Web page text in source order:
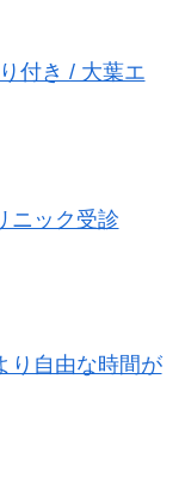
付き / 大葉エ
ニック受診
り自由な時間が